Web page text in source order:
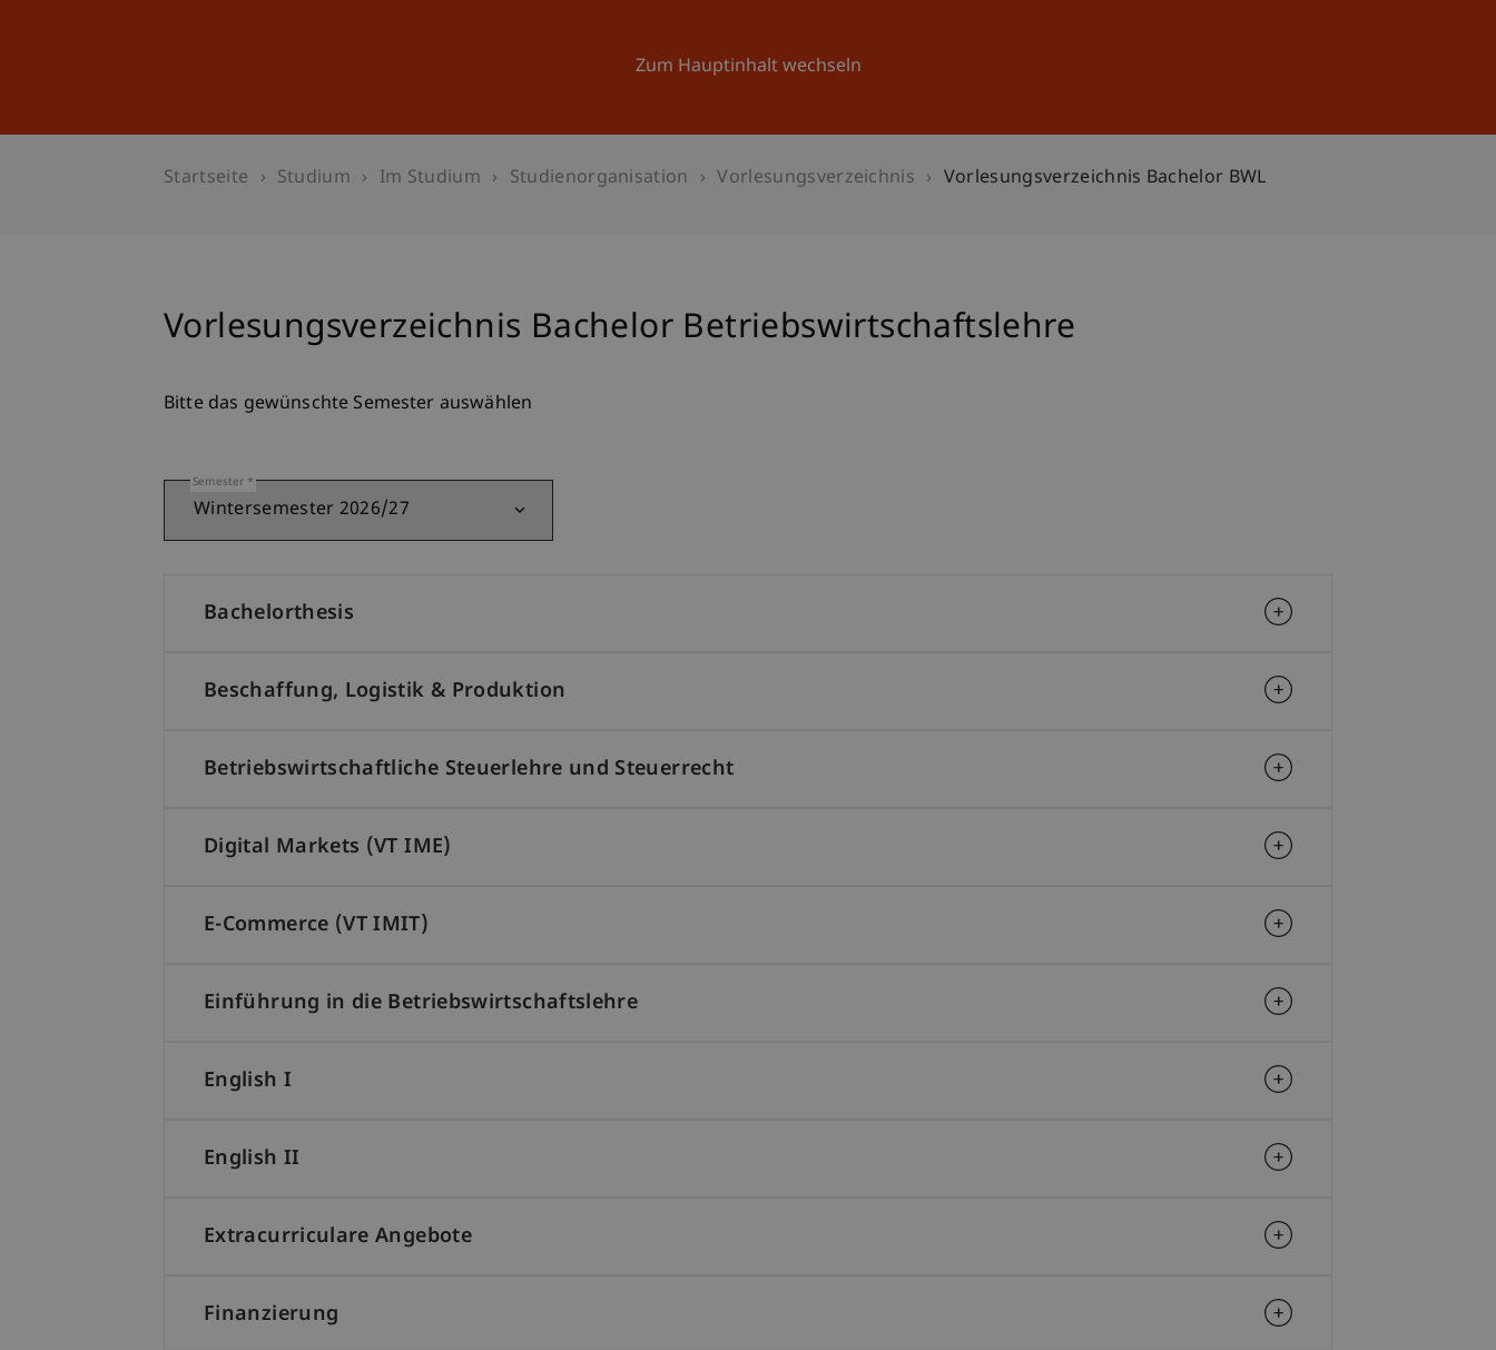
Zum Hauptinhalt wechseln
Universität Aktuelles
Startseite Studium Im Studium Studienorganisation Vorlesungsverzeichnis Vorlesungsverzeichnis Bachelor BWL
Vorlesungsverzeichnis Bachelor Betriebswirtschaftslehre
Bitte das gewünschte Semester auswählen
Semester
Bachelorthesis
Beschaffung, Logistik & Produktion
Betriebswirtschaftliche Steuerlehre und Steuerrecht
Digital Markets (VT IME)
E-Commerce (VT IMIT)
Einführung in die Betriebswirtschaftslehre
English I
English II
Extracurriculare Angebote
Finanzierung